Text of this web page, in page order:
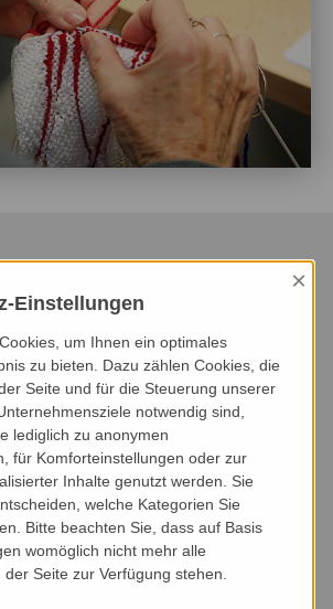
NÄCHSTER MONAT
NÄCHSTE 6 MONATE DIESES JAHR
VERANSTALTUNGSORT
gefunden.
Einstellungen
×
um Ihnen ein optimales
zu bieten. Dazu zählen Cookies, die
Seite und für die Steuerung unserer
notwendig sind,
lediglich zu anonymen
für Komforteinstellungen oder zur
Inhalte genutzt werden. Sie
welche Kategorien Sie
Bitte beachten Sie, dass auf Basis
womöglich nicht mehr alle
Seite zur Verfügung stehen.